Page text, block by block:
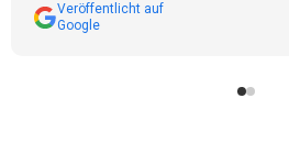
Veröffentlicht auf
Google